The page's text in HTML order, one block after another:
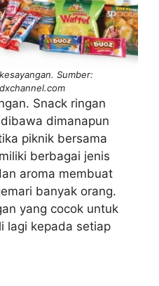
Sumber:
Snack ringan
dimanapun
piknik bersama
berbagai jenis
aroma membuat
banyak orang.
yang cocok untuk
lagi kepada setiap